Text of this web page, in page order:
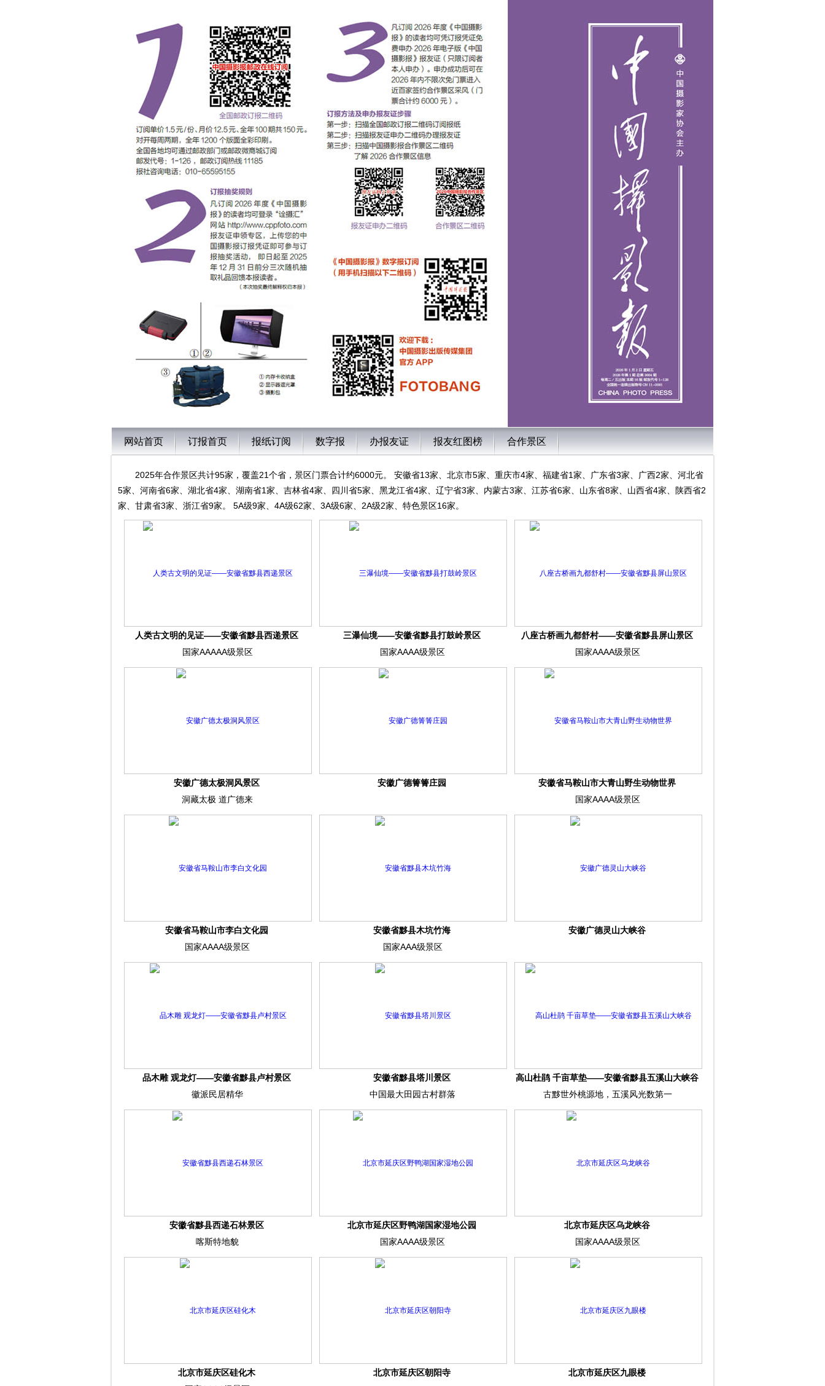
网站首页 订报首页 报纸订阅 数字报 办报友证 报友红图榜 合作景区
2025年合作景区共计95家，覆盖21个省，景区门票合计约6000元。 安徽省13家、北京市5家、重庆市4家、福建省1家、广东省3家、广西2家、河北省
5家、河南省6家、湖北省4家、湖南省1家、吉林省4家、四川省5家、黑龙江省4家、辽宁省3家、内蒙古3家、江苏省6家、山东省8家、山西省4家、陕西省2
家、甘肃省3家、浙江省9家。 5A级9家、4A级62家、3A级6家、2A级2家、特色景区16家。
人类古文明的见证——安徽省黟县西递景区
国家AAAAA级景区
三瀑仙境——安徽省黟县打鼓岭景区
国家AAAA级景区
八座古桥画九都舒村——安徽省黟县屏山景区
国家AAAA级景区
安徽广德太极洞风景区
洞藏太极 道广德来
安徽广德箐箐庄园
安徽省马鞍山市大青山野生动物世界
国家AAAA级景区
安徽省马鞍山市李白文化园
国家AAAA级景区
安徽省黟县木坑竹海
国家AAA级景区
安徽广德灵山大峡谷
品木雕 观龙灯——安徽省黟县卢村景区
徽派民居精华
安徽省黟县塔川景区
中国最大田园古村群落
高山杜鹃 千亩草垫——安徽省黟县五溪山大峡谷
古黟世外桃源地，五溪风光数第一
安徽省黟县西递石林景区
喀斯特地貌
北京市延庆区野鸭湖国家湿地公园
国家AAAA级景区
北京市延庆区乌龙峡谷
国家AAAA级景区
北京市延庆区硅化木
北京市延庆区朝阳寺 北京市延庆区九眼楼